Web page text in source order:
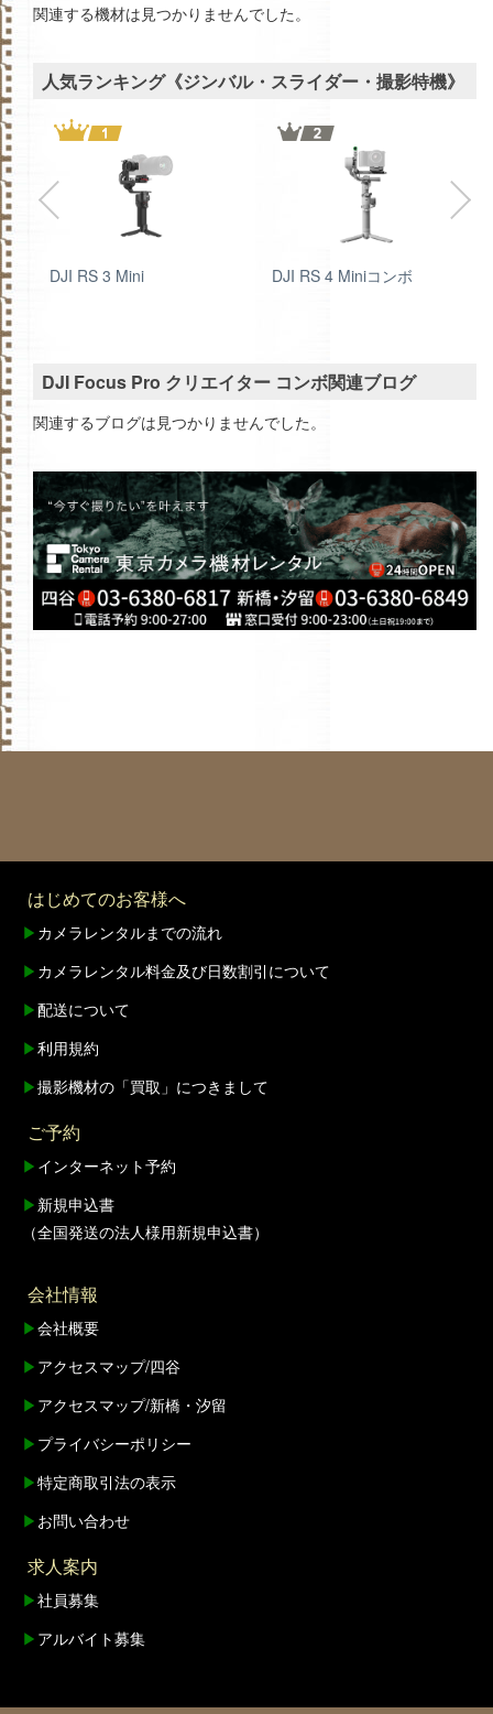
関連する機材は見つかりませんでした。
人気ランキング《ジンバル・スライダー・撮影特機》
DJI RS 3 Mini DJI RS 4 Miniコンボ
DJI Focus Pro クリエイター コンボ‌関連ブログ
関連するブログは見つかりませんでした。
はじめてのお客様へ
▶ カメラレンタルまでの流れ
▶ カメラレンタル料金及び日数割引について
▶配送について
▶利用規約
▶撮影機材の「買取」につきまして
ご予約
▶ インターネット予約
▶ 新規申込書
（全国発送の法人様用新規申込書）
会社情報
▶会社概要
▶ アクセスマップ/四谷
▶ アクセスマップ/新橋・汐留
▶ プライバシーポリシー
▶特定商取引法の表示
▶ お問い合わせ
求人案内
▶社員募集
▶ アルバイト募集